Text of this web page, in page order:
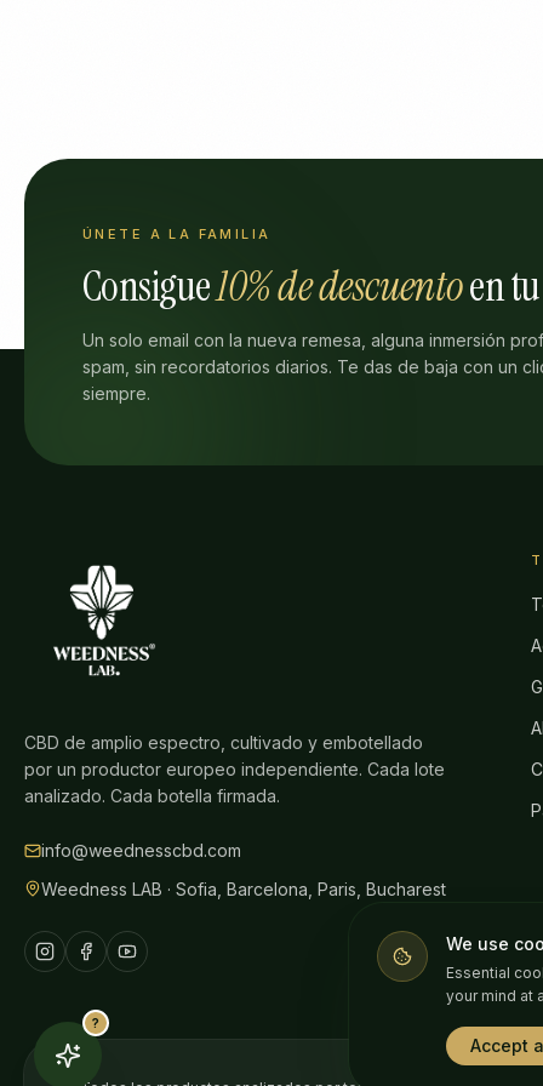
ÚNETE A LA FAMILIA
Consigue10% de descuentoen
Un solo email con la nueva remesa, alguna inmersión
spam, sin recordatorios diarios. Te das de baja con un
siempre.
CBD de amplio espectro, cultivado y embotellado
por un productor europeo independiente. Cada lote
analizado. Cada botella firmada.
info@weednesscbd.com
Weedness LAB · Sofia, Barcelona, Paris, Bucharest
We use
Essential
your mind at
Accept
?